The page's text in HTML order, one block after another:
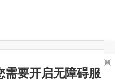
需要开启无障碍服
